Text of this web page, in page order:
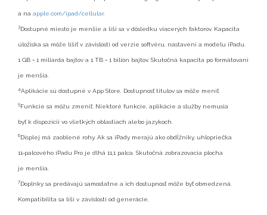
a na apple.com/ipad/cellular.
3Dostupné miesto je menšie a líši sa v dôsledku viacerých faktorov. Kapacita
úložiska sa môže líšiť v závislosti od verzie softvéru, nastavení a modelu iPadu.
1 GB = 1 miliarda bajtov a 1 TB = 1 bilión bajtov. Skutočná kapacita po formátovaní
je menšia.
4Aplikácie sú dostupné v App Store. Dostupnosť titulov sa môže meniť.
5Funkcie sa môžu zmeniť. Niektoré funkcie, aplikácie a služby nemusia
byť k dispozícii vo všetkých oblastiach alebo jazykoch.
6Displej má zaoblené rohy. Ak sa iPady merajú ako obdĺžniky, uhlopriečka
11‑palcového iPadu Pro je dlhá 11,1 palca. Skutočná zobrazovacia plocha
je menšia.
7Doplnky sa predávajú samostatne a ich dostupnosť môže byť obmedzená.
Kompatibilita sa líši v závislosti od generácie.